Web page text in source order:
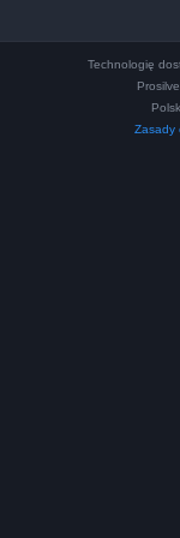
Technologię
Zasady